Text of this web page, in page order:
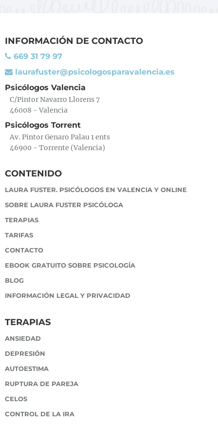
INFORMACIÓN DE CONTACTO
669 31 79 97
laurafuster@psicologosparavalencia.es
Psicólogos Valencia
C/Pintor Navarro Llorens 7
46008 - Valencia
Psicólogos Torrent
Av. Pintor Genaro Palau 1 ents
46900 - Torrente (Valencia)
CONTENIDO
LAURA FUSTER. PSICÓLOGOS EN VALENCIA Y ONLINE
SOBRE LAURA FUSTER PSICÓLOGA
TERAPIAS
TARIFAS
CONTACTO
EBOOK GRATUITO SOBRE PSICOLOGÍA
BLOG
INFORMACIÓN LEGAL Y PRIVACIDAD
TERAPIAS
ANSIEDAD
DEPRESIÓN
AUTOESTIMA
RUPTURA DE PAREJA
CELOS
CONTROL DE LA IRA